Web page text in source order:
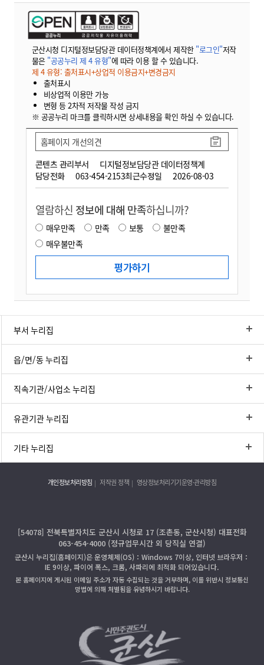
군산시청 디지털정보담당관 데이터정책계에서 제작한 "로그인"저작
물은 "공공누리 제 4 유형"에 따라 이용 할 수 있습니다.
제 4 유형: 출처표시+상업적 이용금지+변경금지
출처표시
비상업적 이용만 가능
변형 등 2차적 저작물 작성 금지
※ 공공누리 마크를 클릭하시면 상세내용을 확인 하실 수 있습니다.
콘텐츠 관리부서
디지털정보담당관 데이터정책계
담당전화
063-454-2153최근수정일 2026-08-03
홈페이지 개선의견
열람하신 정보에 대해 만족하십니까?
매우만족 만족 보통
불만족
매우불만족
부서 누리집
읍/면/동 누리집
직속기관/사업소 누리집
유관기관 누리집
기타 누리집
개인정보처리방침 저작권 정책 영상정보처리기기운영·관리방침
[54078] 전북특별자치도 군산시 시청로 17 (조촌동, 군산시청) 대표전화
063-454-4000 (정규업무시간 외 당직실 연결)
군산시 누리집(홈페이지)은 운영체제(OS)：Windows 7이상, 인터넷 브라우저：
IE 9이상, 파이어 폭스, 크롬, 사파리에 최적화 되어있습니다.
본 홈페이지에 게시된 이메일 주소가 자동 수집되는 것을 거부하며, 이를 위반시 정보통신
망법에 의해 처벌됨을 유념하시기 바랍니다.